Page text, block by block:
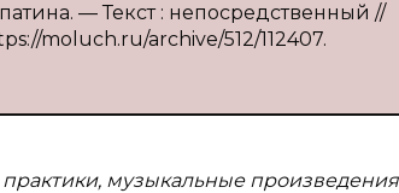
— Текст : непосредственный //
moluch.ru/archive/512/112407.
музыкальные